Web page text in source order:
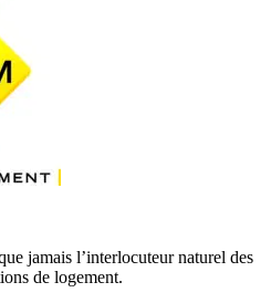
jamais l’interlocuteur naturel des
de logement.